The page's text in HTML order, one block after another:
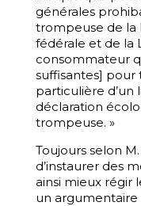
générales
trompeuse de la
fédérale et de la
consommateur
suffisantes]
particulière
déclaration
trompeuse. »
Toujours selon
d’instaurer des
ainsi mieux régir
un